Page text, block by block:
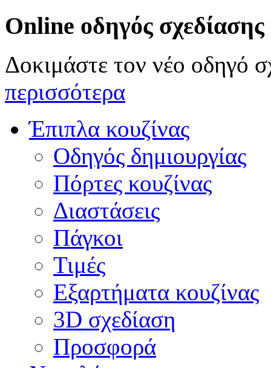
Online οδηγός σχεδίασης
Δοκιμάστε τον νέο οδηγό
περισσότερα
Έπιπλα κουζίνας
Οδηγός δημιουργίας
Πόρτες κουζίνας
Διαστάσεις
Πάγκοι
Τιμές
Εξαρτήματα κουζίνας
3D σχεδίαση
Προσφορά